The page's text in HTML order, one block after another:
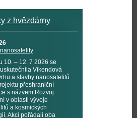
z hvězdárny
10. – 12. 7 2026 se
Víkendová
a stavby nanosatelitů
přeshraniční
s názvem Rozvoj
v oblasti vývoje
a kosmických
Akci pořádali oba